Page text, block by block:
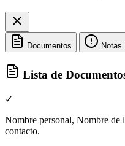
Documentos Notas
Lista de
✓
Nombre personal, Nombre de
contacto.